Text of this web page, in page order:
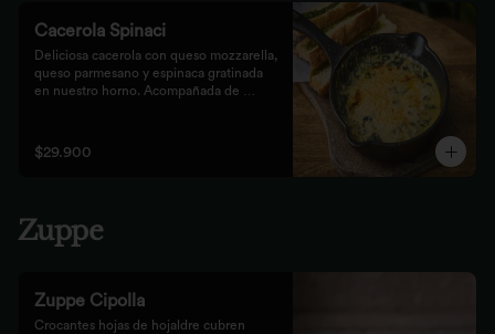
Cacerola Spinaci
Deliciosa cacerola con queso mozzarella,
queso parmesano y espinaca gratinada
en nuestro horno. Acompañada de
$29.900
Zuppe
Zuppe Cipolla
Crocantes hojas de hojaldre cubren